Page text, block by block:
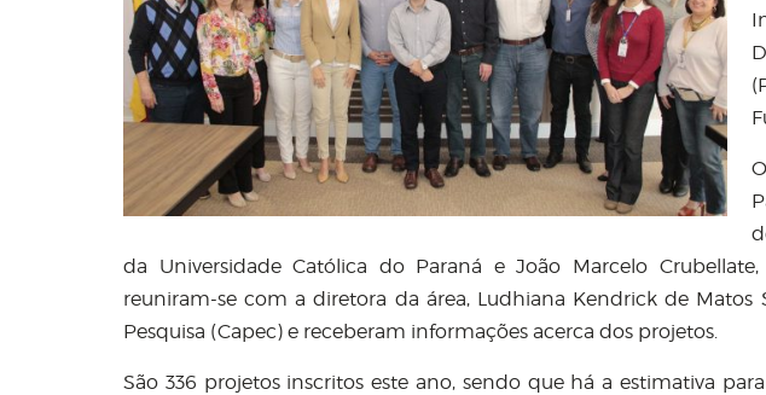
da Universidade Católica do Paraná e João Marcelo
reuniram-se com a diretora da área, Ludhiana Kendrick de Matos
Pesquisa (Capec) e receberam informações acerca dos projetos.
São 336 projetos inscritos este ano, sendo que há a estimativa